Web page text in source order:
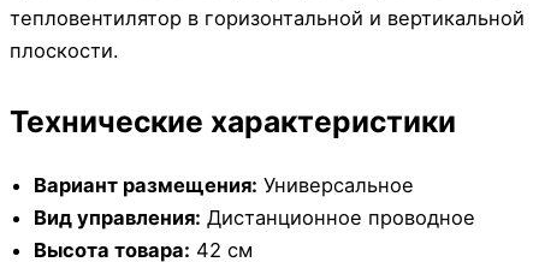
тепловентилятор в горизонтальной и вертикальной
плоскости.
Технические характеристики
Вариант размещения: Универсальное
Вид управления: Дистанционное проводное
Высота товара: 42 см